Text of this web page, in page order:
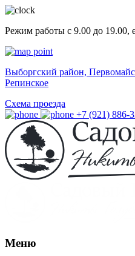
Режим работы с 9.00 до 19.00,
Выборгский район,
Репинское
Схема проезда
+7 (921) 886-
Меню